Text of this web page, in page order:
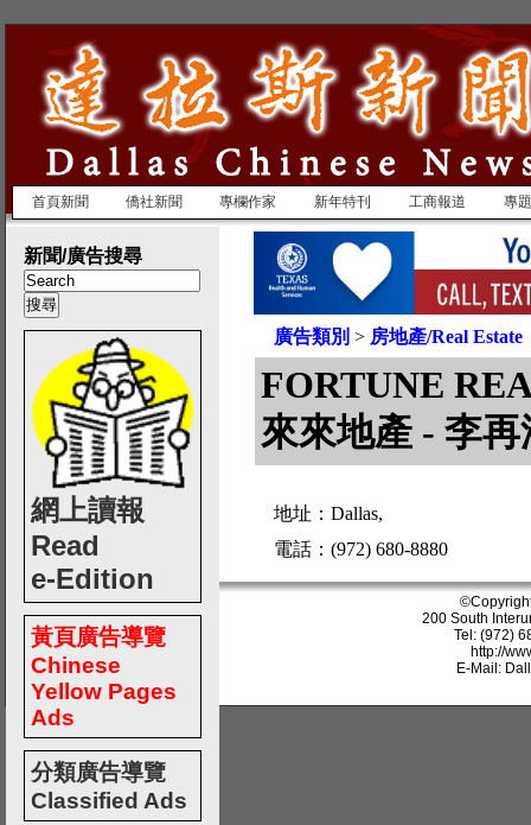
首頁新聞 僑社新聞 專欄作家 新年特刊 工商報道 專
新聞/廣告搜尋
網上讀報
Read
e-Edition
黃頁廣告導覽
Chinese
Yellow Pages
Ads
分類廣告導覽
Classified Ads
廣告類別 > 房地產/Real Estate
FORTUNE
來來地產 - 李再
地址：Dallas,
電話：(972) 680-8880
200 South
Tel: (972)
http://
E-Mail: